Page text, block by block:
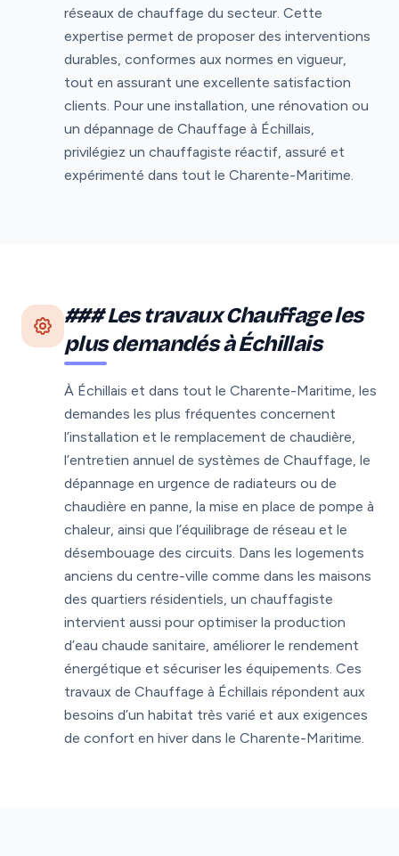
réseaux de chauffage du secteur. Cette
expertise permet de proposer des interventions
durables, conformes aux normes en vigueur,
tout en assurant une excellente satisfaction
clients. Pour une installation, une rénovation ou
un dépannage de Chauffage à Échillais,
privilégiez un chauffagiste réactif, assuré et
expérimenté dans tout le Charente-Maritime.
### Les travaux Chauffage les
plus demandés à Échillais
À Échillais et dans tout le Charente-Maritime, les
demandes les plus fréquentes concernent
l’installation et le remplacement de chaudière,
l’entretien annuel de systèmes de Chauffage, le
dépannage en urgence de radiateurs ou de
chaudière en panne, la mise en place de pompe à
chaleur, ainsi que l’équilibrage de réseau et le
désembouage des circuits. Dans les logements
anciens du centre-ville comme dans les maisons
des quartiers résidentiels, un chauffagiste
intervient aussi pour optimiser la production
d’eau chaude sanitaire, améliorer le rendement
énergétique et sécuriser les équipements. Ces
travaux de Chauffage à Échillais répondent aux
besoins d’un habitat très varié et aux exigences
de confort en hiver dans le Charente-Maritime.